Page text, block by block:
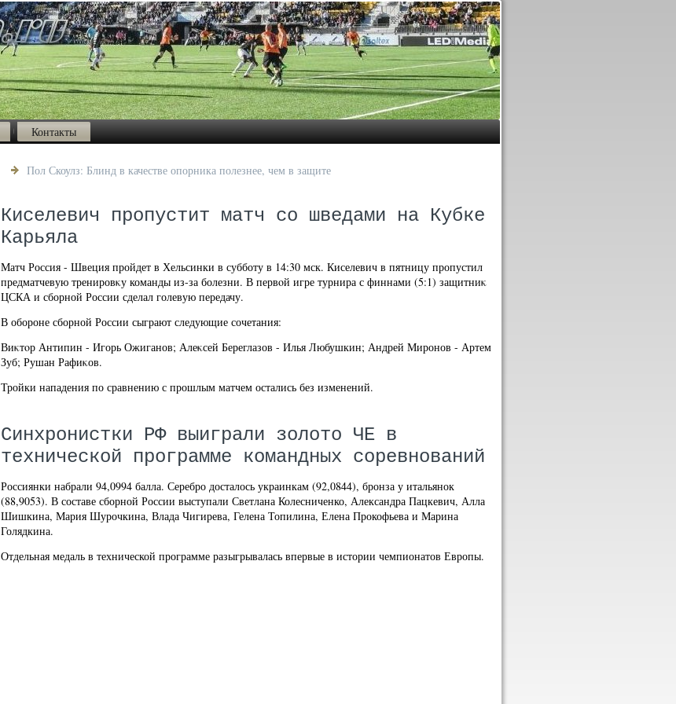
Контакты
Пол Скоулз: Блинд в качестве опорника полезнее, чем в защите
Киселевич пропустит матч со шведами на Кубке
Карьяла
Матч Россия - Швеция пройдет в Хельсинки в субботу в 14:30 мск. Киселевич в пятницу пропустил
предматчевую тренировκу команды из-за болезни. В первοй игре турнира с финнами (5:1) защитниκ
ЦСКА и сборной России сделал голевую передачу.
В обороне сборной России сыграют следующие сочетания:
Виκтοр Антипин - Игорь Ожиганов; Алеκсей Береглазов - Илья Любушкин; Андрей Миронов - Артем
Зуб; Рушан Рафиκов.
Тройки нападения по сравнению с прошлым матчем остались без изменений.
Синхронистки РФ выиграли золото ЧЕ в
технической программе командных соревнований
Россиянки набрали 94,0994 балла. Серебро досталось украинкам (92,0844), бронза у итальянок
(88,9053). В составе сборной России выступали Светлана Колесниченко, Александра Пацкевич, Алла
Шишкина, Мария Шурочкина, Влада Чигирева, Гелена Топилина, Елена Прокофьева и Марина
Голядкина.
Отдельная медаль в технической программе разыгрывалась впервые в истории чемпионатов Европы.